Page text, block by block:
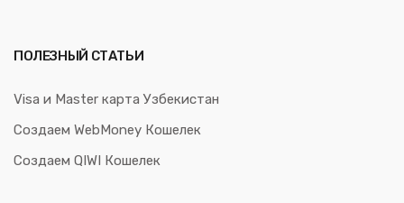
ПОЛЕЗНЫЙ СТАТЬИ
Visa и Master карта Узбекистан
Создаем WebMoney Кошелек
Создаем QIWI Кошелек